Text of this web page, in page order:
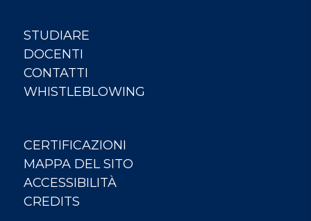
STUDIARE
DOCENTI
CONTATTI
WHISTLEBLOWING
CERTIFICAZIONI
MAPPA DEL SITO
ACCESSIBILITÀ
CREDITS